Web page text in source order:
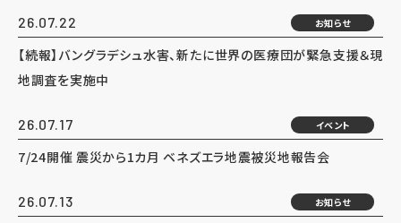
26.07.22 お知らせ
【続報】バングラデシュ水害、新たに世界の医療団が緊急支援＆現
地調査を実施中
26.07.17 イベント
7/24開催 震災から1カ月 ベネズエラ地震被災地報告会
26.07.13 お知らせ